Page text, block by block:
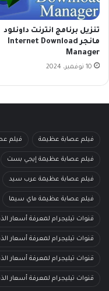
تنزيل برنامج انترنت داونلود
مانجر Internet Download
Manager
10 نوفمبر، 2024
فيلم عصابة عظيمة فيلم
فيلم عصابة عظيمة إيجي بست
فيلم عصابة عظيمة عرب سيد
فيلم عصابة عظيمة ماي سيما
قنوات تيليجرام لمعرفة أسعار الذهب
قنوات تيليجرام لمعرفة أسعار
قنوات تيليجرام لمعرفة أسعار
قنوات تيليجرام لمعرفة أسعار